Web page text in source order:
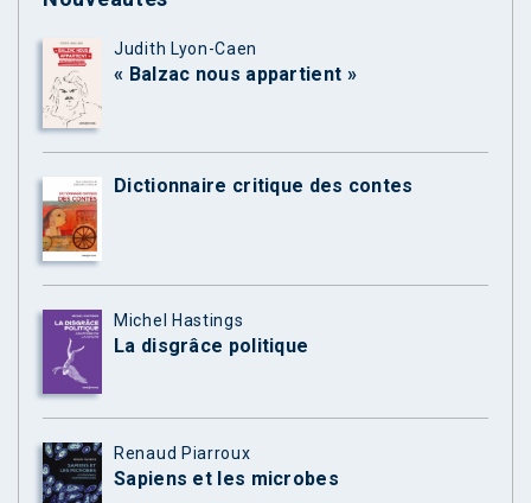
Judith Lyon-Caen
« Balzac nous appartient »
Dictionnaire critique des contes
Michel Hastings
La disgrâce politique
Renaud Piarroux
Sapiens et les microbes